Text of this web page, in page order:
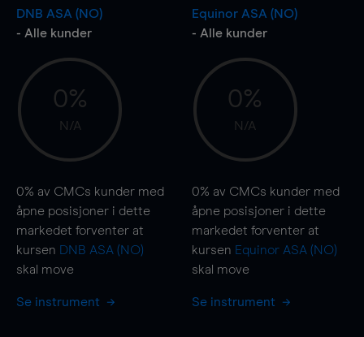
DNB ASA (NO)
- Alle kunder
0%
N/A
0% av CMCs kunder med
åpne posisjoner i dette
markedet forventer at
kursen DNB ASA (NO)
skal move
Se instrument
Equinor ASA (NO)
- Alle kunder
0%
N/A
0% av CMCs kunder med
åpne posisjoner i dette
markedet forventer at
kursen Equinor ASA (NO)
skal move
Se instrument